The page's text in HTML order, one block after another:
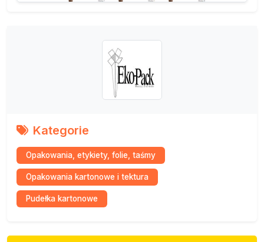
Kategorie
Opakowania, etykiety, folie, taśmy
Opakowania kartonowe i tektura
Pudełka kartonowe